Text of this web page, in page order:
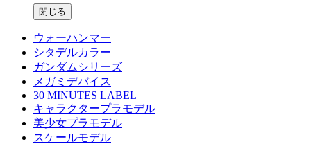
閉じる
ウォーハンマー
シタデルカラー
ガンダムシリーズ
メガミデバイス
30 MINUTES LABEL
キャラクタープラモデル
美少女プラモデル
スケールモデル